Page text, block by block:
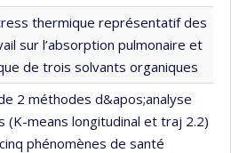
thermique représentatif des
sur l’absorption pulmonaire et
de trois solvants organiques
2 méthodes d&apos;analyse
(K-means longitudinal et traj 2.2)
phénomènes de santé